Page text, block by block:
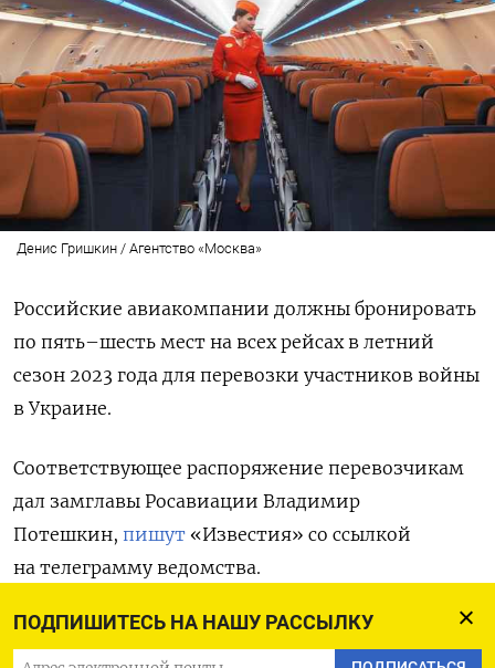
ПОДПИШИТЕСЬ НА НАШУ РАССЫЛКУ
Денис Гришкин / Агентство «Москва»
Российские авиакомпании должны бронировать
по пять–шесть мест на всех рейсах в летний
сезон 2023 года для перевозки участников войны
в Украине.
Соответствующее распоряжение перевозчикам
дал замглавы Росавиации Владимир
Потешкин, пишут «Известия» со ссылкой
на телеграмму ведомства.
«Просим предоставить в Росавиацию
информацию о номерах рейсов и маршрутах,